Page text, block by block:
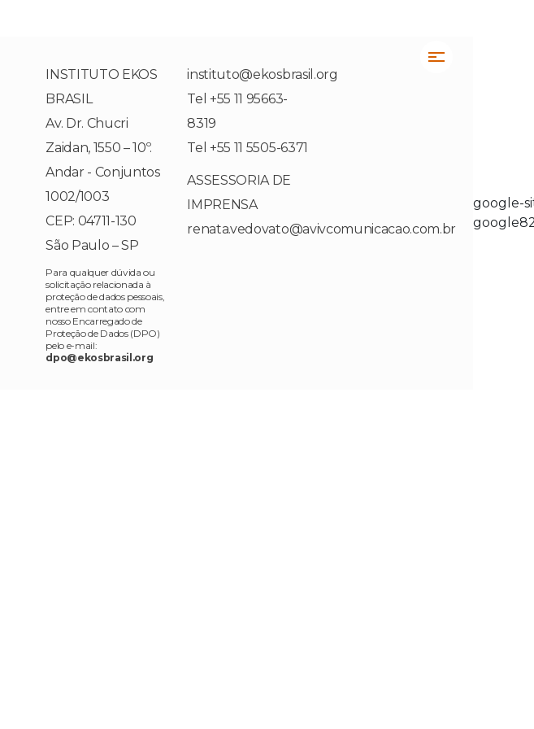
INSTITUTO EKOS
BRASIL
Av. Dr. Chucri
Zaidan, 1550 – 10º.
Andar - Conjuntos
1002/1003
CEP: 04711-130
São Paulo – SP
Para qualquer dúvida ou
solicitação relacionada à
proteção de dados pessoais,
entre em contato com
nosso Encarregado de
Proteção de Dados (DPO)
pelo e-mail:
dpo@ekosbrasil.org
instituto@ekosbrasil.org
Tel +55 11 95663-
8319
Tel +55 11 5505-6371
ASSESSORIA DE
IMPRENSA
renata.vedovato@avivcomunicacao.com.br
google-